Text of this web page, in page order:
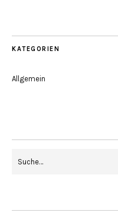
KATEGORIEN
Allgemein